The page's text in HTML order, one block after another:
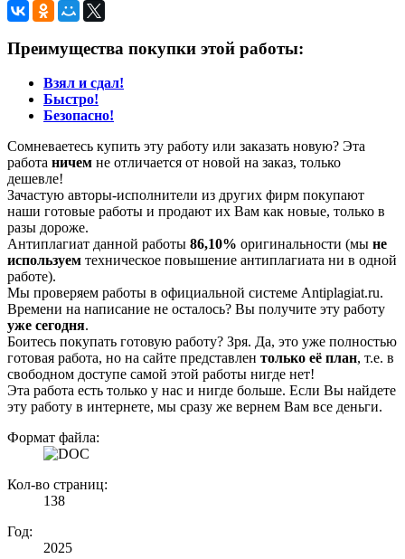
Преимущества покупки этой работы:
Взял и сдал!
Быстро!
Безопасно!
Сомневаетесь купить эту работу или заказать новую? Эта
работа ничем не отличается от новой на заказ, только
дешевле!
Зачастую авторы-исполнители из других фирм покупают
наши готовые работы и продают их Вам как новые, только в
разы дороже.
Антиплагиат данной работы 86,10% оригинальности (мы не
используем техническое повышение антиплагиата ни в одной
работе).
Мы проверяем работы в официальной системе Аntiplagiat.ru.
Времени на написание не осталось? Вы получите эту работу
уже сегодня.
Боитесь покупать готовую работу? Зря. Да, это уже полностью
готовая работа, но на сайте представлен только её план, т.е. в
свободном доступе самой этой работы нигде нет!
Эта работа есть только у нас и нигде больше. Если Вы найдете
эту работу в интернете, мы сразу же вернем Вам все деньги.
Формат файла:
Кол-во страниц:
138
Год:
2025